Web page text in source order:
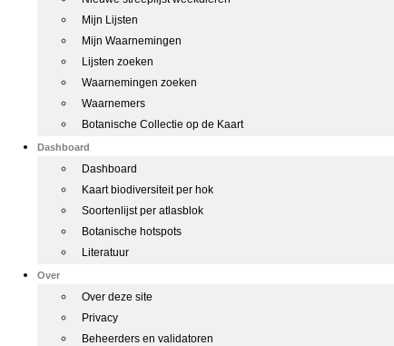
Mijn Lijsten
Mijn Waarnemingen
Lijsten zoeken
Waarnemingen zoeken
Waarnemers
Botanische Collectie op de Kaart
Dashboard
Dashboard
Kaart biodiversiteit per hok
Soortenlijst per atlasblok
Botanische hotspots
Literatuur
Over
Over deze site
Privacy
Beheerders en validatoren